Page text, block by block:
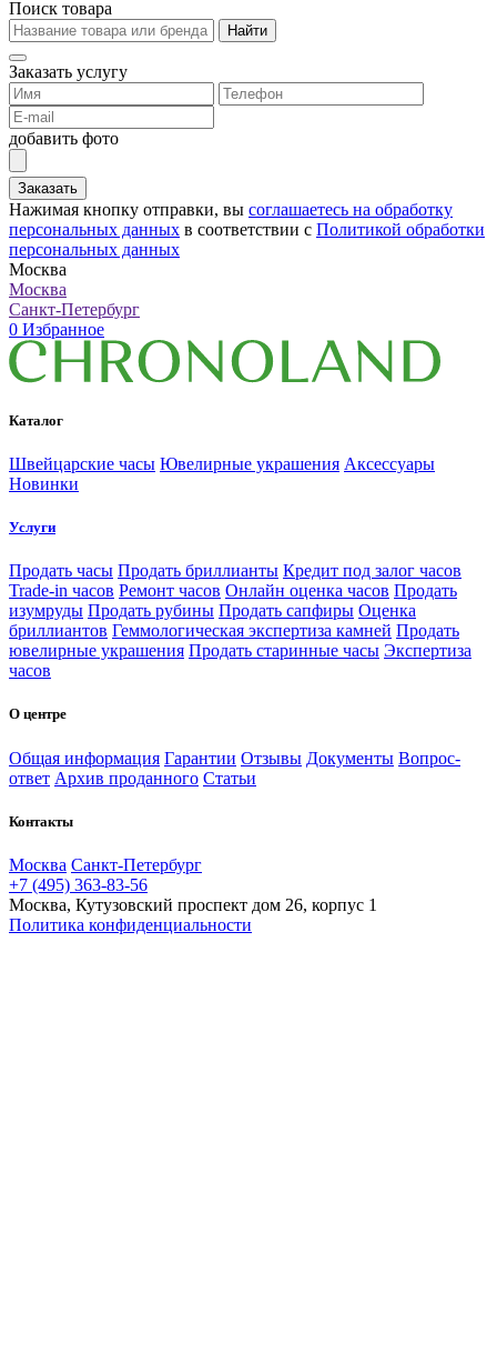
Поиск товара
Найти
Заказать услугу
добавить фото
Заказать
Нажимая кнопку отправки, вы соглашаетесь на обработку
персональных данных в соответствии с Политикой обработки
персональных данных
Москва
Москва
Санкт-Петербург
0 Избранное
Каталог
Швейцарские часы Ювелирные украшения Аксессуары
Новинки
Услуги
Продать часы Продать бриллианты Кредит под залог часов
Trade-in часов Ремонт часов Онлайн оценка часов Продать
изумруды Продать рубины Продать сапфиры Оценка
бриллиантов Геммологическая экспертиза камней Продать
ювелирные украшения Продать старинные часы Экспертиза
часов
О центре
Общая информация Гарантии Отзывы Документы Вопрос-
ответ Архив проданного Статьи
Контакты
Москва Санкт-Петербург
+7 (495) 363-83-56
Москва, Кутузовский проспект дом 26, корпус 1
Политика конфиденциальности